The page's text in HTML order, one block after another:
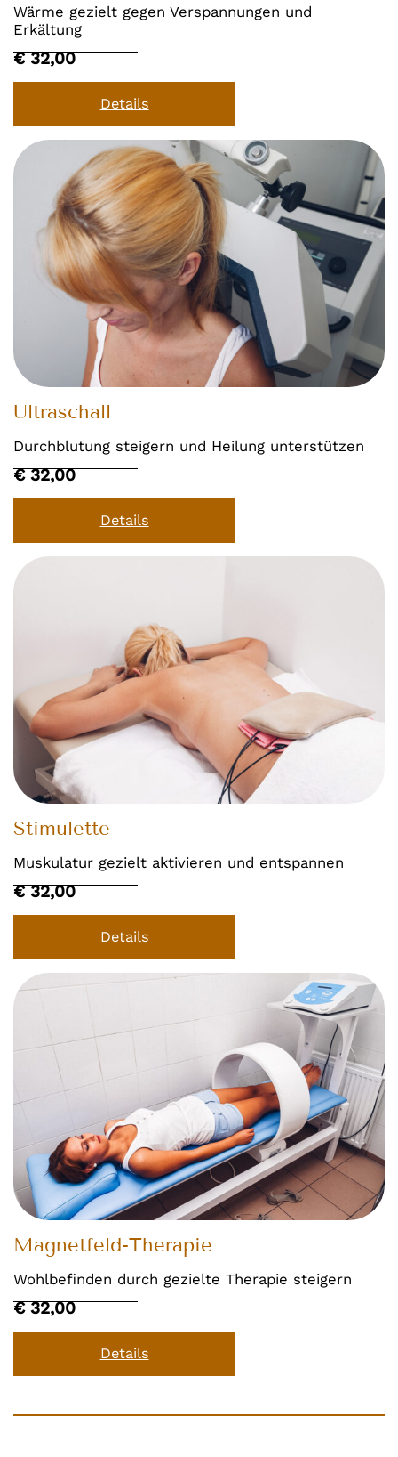
Wärme gezielt gegen Verspannungen und
Erkältung
€ 32,00
Details
Ultraschall
Durchblutung steigern und Heilung unterstützen
€ 32,00
Details
Stimulette
Muskulatur gezielt aktivieren und entspannen
€ 32,00
Details
Magnetfeld-Therapie
Wohlbefinden durch gezielte Therapie steigern
€ 32,00
Details